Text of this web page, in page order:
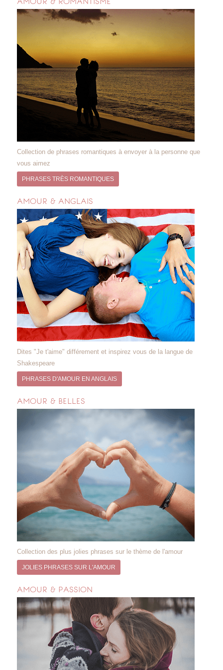
Collection de phrases romantiques à envoyer à la personne que
vous aimez
PHRASES TRÈS ROMANTIQUES
AMOUR & ANGLAIS
Dites "Je t'aime" différement et inspirez vous de la langue de
Shakespeare
PHRASES D'AMOUR EN ANGLAIS
AMOUR & BELLES
Collection des plus jolies phrases sur le thème de l'amour
JOLIES PHRASES SUR L'AMOUR
AMOUR & PASSION